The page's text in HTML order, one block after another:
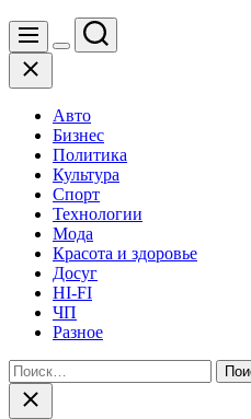
Меню
Цвет
Поиск
Закрыть
Авто
Бизнес
Политика
Культура
Спорт
Технологии
Мода
Красота и здоровье
Досуг
HI-FI
ЧП
Разное
Найти:
Закрыть
поиск